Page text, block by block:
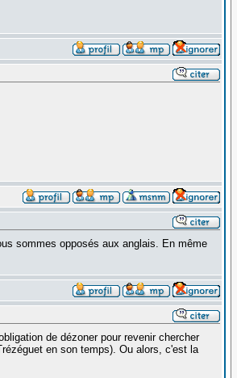
sommes opposés aux anglais. En même
de dézoner pour revenir chercher
en son temps). Ou alors, c'est la